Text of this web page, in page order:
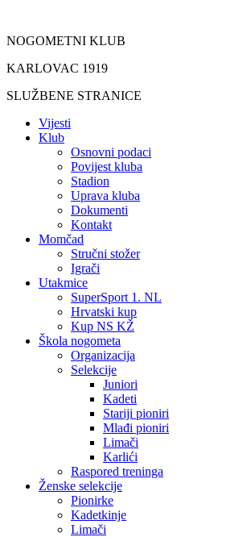
sadržaj
NOGOMETNI KLUB
KARLOVAC 1919
SLUŽBENE STRANICE
Vijesti
Klub
Osnovni podaci
Povijest kluba
Stadion
Uprava kluba
Dokumenti
Kontakt
Momčad
Stručni stožer
Igrači
Utakmice
SuperSport 1. NL
Hrvatski kup
Kup NS KŽ
Škola nogometa
Organizacija
Selekcije
Juniori
Kadeti
Stariji pioniri
Mlađi pioniri
Limači
Karlići
Raspored treninga
Ženske selekcije
Pionirke
Kadetkinje
Limači